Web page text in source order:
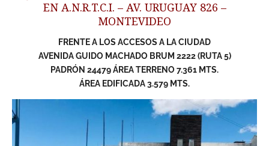
EN A.N.R.T.C.I. – AV. URUGUAY 826 –
MONTEVIDEO
FRENTE A LOS ACCESOS A LA CIUDAD
AVENIDA GUIDO MACHADO BRUM 2222 (RUTA 5)
PADRÓN 24479 ÁREA TERRENO 7.361 MTS.
ÁREA EDIFICADA 3.579 MTS.